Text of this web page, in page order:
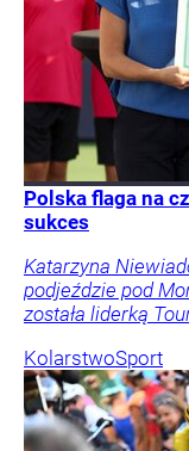
Polska flaga na
sukces
Katarzyna
podjeździe pod
została liderką
KolarstwoSport